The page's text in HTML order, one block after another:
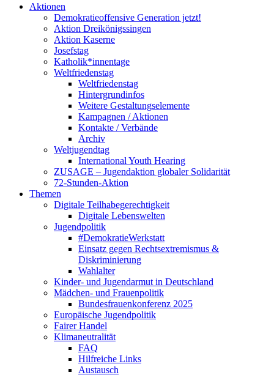
Aktionen
Demokratieoffensive Generation jetzt!
Aktion Dreikönigssingen
Aktion Kaserne
Josefstag
Katholik*innentage
Weltfriedenstag
Weltfriedenstag
Hintergrundinfos
Weitere Gestaltungselemente
Kampagnen / Aktionen
Kontakte / Verbände
Archiv
Weltjugendtag
International Youth Hearing
ZUSAGE – Jugendaktion globaler Solidarität
72-Stunden-Aktion
Themen
Digitale Teilhabegerechtigkeit
Digitale Lebenswelten
Jugendpolitik
#DemokratieWerkstatt
Einsatz gegen Rechtsextremismus &
Diskriminierung
Wahlalter
Kinder- und Jugendarmut in Deutschland
Mädchen- und Frauenpolitik
Bundesfrauenkonferenz 2025
Europäische Jugendpolitik
Fairer Handel
Klimaneutralität
FAQ
Hilfreiche Links
Austausch